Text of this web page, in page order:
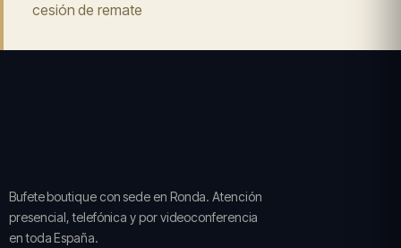
cesión de remate
Bufete boutique con sede en Ronda. Atención
presencial, telefónica y por videoconferencia
en toda España.